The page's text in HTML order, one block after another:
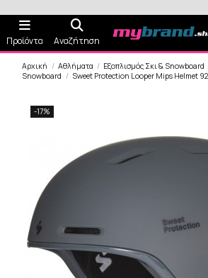
Προϊόντα Αναζήτηση
Αρχική Αθλήματα Εξοπλισμός Σκι & Snowboard
Snowboard
Sweet Protection Looper Mips Helmet
-17%